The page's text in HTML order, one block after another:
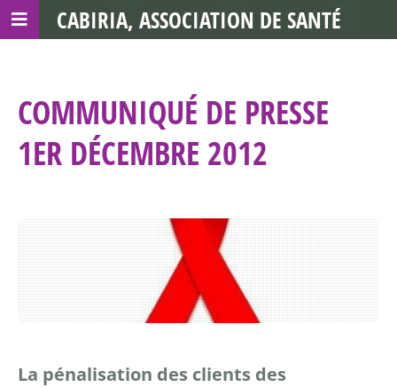
COMMUNIQUÉ DE PRESSE
1ER DÉCEMBRE 2012
La pénalisation des clients des
CABIRIA, ASSOCIATION DE SANTÉ